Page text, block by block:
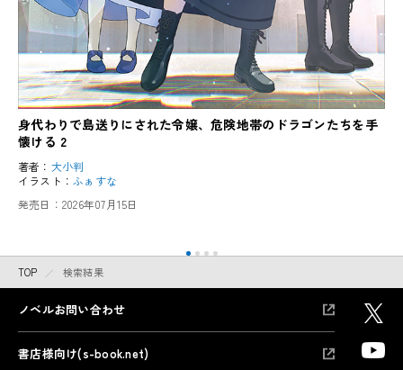
身代わりで島送りにされた令嬢、危険地帯のドラゴンたちを手
懐ける 2
著者： 大小判
イラスト：ふぁすな
発売日： 2026年07月15日
TOP 検索結果
ノベルお問い合わせ
書店様向け(s-book.net)